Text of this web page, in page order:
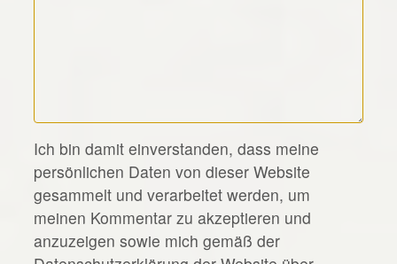
*
Ich bin damit einverstanden, dass meine
persönlichen Daten von dieser Website
gesammelt und verarbeitet werden, um
meinen Kommentar zu akzeptieren und
anzuzeigen sowie mich gemäß der